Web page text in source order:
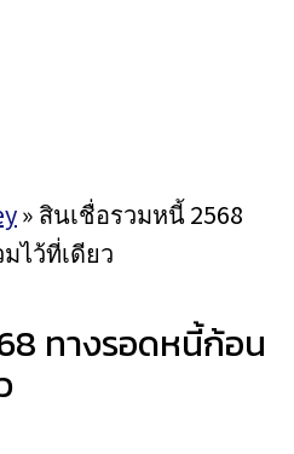
» สินเชื่อรวมหนี้ 2568
ไว้ที่เดียว
ทางรอดหนี้ก้อน